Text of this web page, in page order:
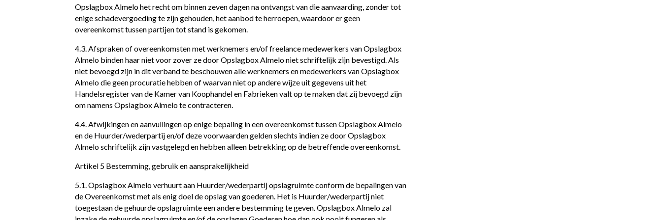
Opslagbox Almelo het recht om binnen zeven dagen na ontvangst van die aanvaarding, zonder tot
enige schadevergoeding te zijn gehouden, het aanbod te herroepen, waardoor er geen
overeenkomst tussen partijen tot stand is gekomen.
4.3. Afspraken of overeenkomsten met werknemers en/of freelance medewerkers van Opslagbox
Almelo binden haar niet voor zover ze door Opslagbox Almelo niet schriftelijk zijn bevestigd. Als
niet bevoegd zijn in dit verband te beschouwen alle werknemers en medewerkers van Opslagbox
Almelo die geen procuratie hebben of waarvan niet op andere wijze uit gegevens uit het
Handelsregister van de Kamer van Koophandel en Fabrieken valt op te maken dat zij bevoegd zijn
om namens Opslagbox Almelo te contracteren.
4.4. Afwijkingen en aanvullingen op enige bepaling in een overeenkomst tussen Opslagbox Almelo
en de Huurder/wederpartij en/of deze voorwaarden gelden slechts indien ze door Opslagbox
Almelo schriftelijk zijn vastgelegd en hebben alleen betrekking op de betreffende overeenkomst.
Artikel 5 Bestemming, gebruik en aansprakelijkheid
5.1. Opslagbox Almelo verhuurt aan Huurder/wederpartij opslagruimte conform de bepalingen van
de Overeenkomst met als enig doel de opslag van goederen. Het is Huurder/wederpartij niet
toegestaan de gehuurde opslagruimte een andere bestemming te geven. Opslagbox Almelo zal